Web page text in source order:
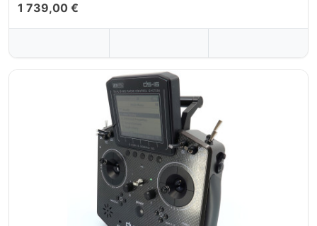
1 739,00 €